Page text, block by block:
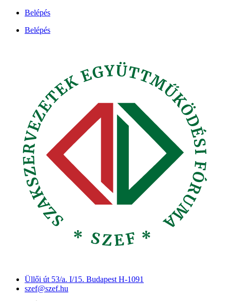
Ugrás
tartalomhoz
Belépés
Belépés
Üllői út 53/a. I/15. Budapest H-1091
szef@szef.hu